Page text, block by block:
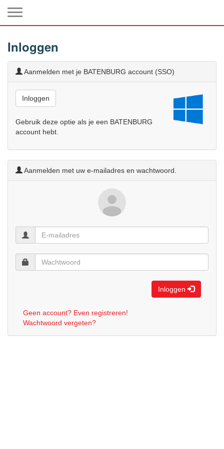
Inloggen
Aanmelden met je BATENBURG account (SSO)
Inloggen
Gebruik deze optie als je een BATENBURG
account hebt.
Aanmelden met uw e-mailadres en wachtwoord.
Inloggen
Geen account? Even registreren!
Wachtwoord vergeten?